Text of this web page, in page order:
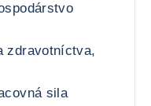
zdravotníctva,
sila